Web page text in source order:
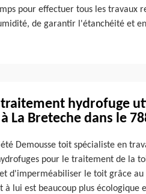
pour effectuer tous les
de garantir l'étanchéité et
traitement hydrofuge
La Breteche dans le
Demousse toit spécialiste en
pour le traitement de la
d'imperméabiliser le toit grâce
à lui est beaucoup plus